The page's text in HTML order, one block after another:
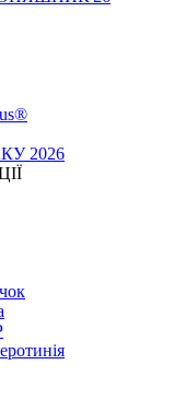
2026